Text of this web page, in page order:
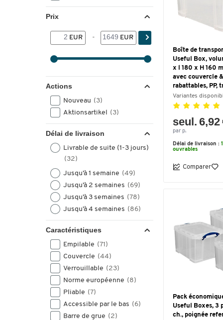
Prix
EUR - EUR
Actions
Nouveau (3)
Aktionsartikel (3)
Délai de livraison
Livrable de suite (1-3 jours)
(32)
Jusqu’à 1 semaine (49)
Jusqu’à 2 semaines (69)
Jusqu’à 3 semaines (78)
Jusqu’à 4 semaines (86)
Caractéristiques
Empilable (71)
Couvercle (44)
Verrouillable (23)
Norme européenne (8)
Pliable (7)
Accessible par le bas (6)
Barre de grue (2)
Boîte de
Useful Box,
x l 180 x H 160
avec couvercle
rabattables, PP,
Variantes
seul. 6,92
par p.
Délai de livraison :
ouvrables
Comparer
Pack
Useful Boxes, 3
ch., poignée